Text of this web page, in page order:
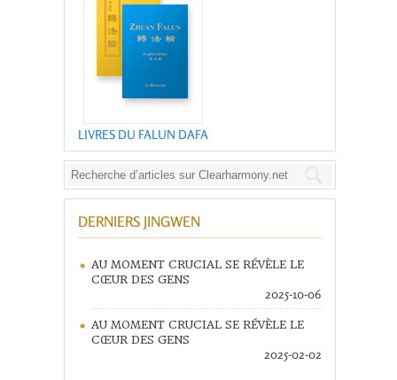
LIVRES DU FALUN DAFA
DERNIERS JINGWEN
AU MOMENT CRUCIAL SE RÉVÈLE LE
CŒUR DES GENS
2025-10-06
AU MOMENT CRUCIAL SE RÉVÈLE LE
CŒUR DES GENS
2025-02-02